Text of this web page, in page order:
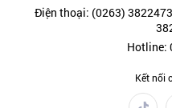
Điện thoại: (0263)
Hotline:
Kết nối